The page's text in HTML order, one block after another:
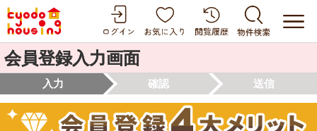
会員登録入力画面
入力 確認 送信